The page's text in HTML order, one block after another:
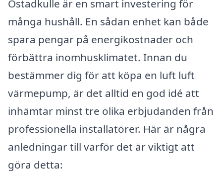
Östadkulle är en smart investering för
många hushåll. En sådan enhet kan både
spara pengar på energikostnader och
förbättra inomhusklimatet. Innan du
bestämmer dig för att köpa en luft luft
värmepump, är det alltid en god idé att
inhämtar minst tre olika erbjudanden från
professionella installatörer. Här är några
anledningar till varför det är viktigt att
göra detta: